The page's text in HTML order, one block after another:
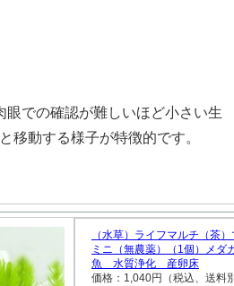
眼での確認が難しいほど小さい生
移動する様子が特徴的です。
（水草）ライフマルチ（茶
ミニ（無農薬）（1個）メ
魚 水質浄化 産卵床
価格：1,040円（税込、送料